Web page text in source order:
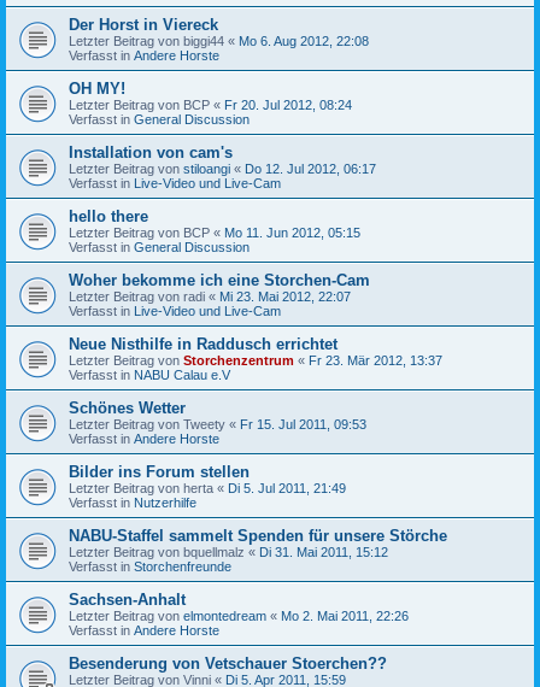
Der Horst in Viereck
Letzter Beitrag von biggi44 « Mo 6. Aug 2012, 22:08
Verfasst in Andere Horste
OH MY!
Letzter Beitrag von BCP « Fr 20. Jul 2012, 08:24
Verfasst in General Discussion
Installation von cam's
Letzter Beitrag von stiloangi « Do 12. Jul 2012, 06:17
Verfasst in Live-Video und Live-Cam
hello there
Letzter Beitrag von BCP « Mo 11. Jun 2012, 05:15
Verfasst in General Discussion
Woher bekomme ich eine Storchen-Cam
Letzter Beitrag von radi « Mi 23. Mai 2012, 22:07
Verfasst in Live-Video und Live-Cam
Neue Nisthilfe in Raddusch errichtet
Letzter Beitrag von Storchenzentrum « Fr 23. Mär 2012, 13:37
Verfasst in NABU Calau e.V
Schönes Wetter
Letzter Beitrag von Tweety « Fr 15. Jul 2011, 09:53
Verfasst in Andere Horste
Bilder ins Forum stellen
Letzter Beitrag von herta « Di 5. Jul 2011, 21:49
Verfasst in Nutzerhilfe
NABU-Staffel sammelt Spenden für unsere Störche
Letzter Beitrag von bquellmalz « Di 31. Mai 2011, 15:12
Verfasst in Storchenfreunde
Sachsen-Anhalt
Letzter Beitrag von elmontedream « Mo 2. Mai 2011, 22:26
Verfasst in Andere Horste
Besenderung von Vetschauer Stoerchen??
Letzter Beitrag von Vinni « Di 5. Apr 2011, 15:59